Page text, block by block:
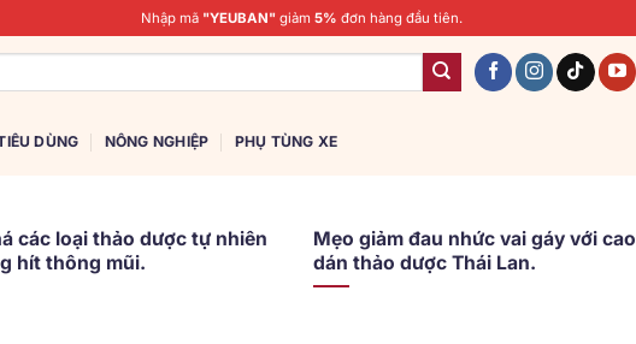
Nhập mã "YEUBAN" giảm 5% đơn hàng đầu tiên.
DÙNG NÔNG NGHIỆP PHỤ TÙNG XE
các loại thảo dược tự nhiên
hít thông mũi.
Mẹo giảm đau nhức vai gáy với cao
dán thảo dược Thái Lan.